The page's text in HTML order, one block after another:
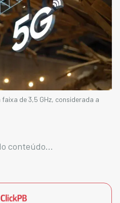
de 3,5 GHz, considerada a
conteúdo...